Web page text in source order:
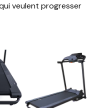
veulent progresser